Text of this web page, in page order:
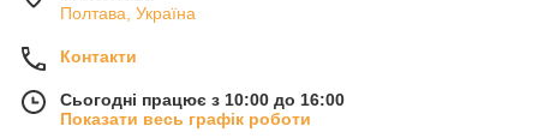
Полтава, Україна
Контакти
Сьогодні працює з 10:00 до 16:00
Показати весь графік роботи